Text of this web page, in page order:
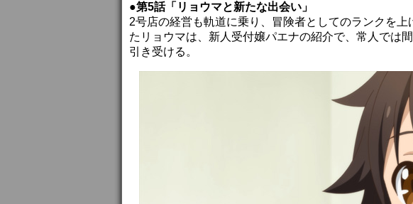
●第5話「リョウマと新たな出会い」
2号店の経営も軌道に乗り、冒険者としてのランクを
たリョウマは、新人受付嬢パエナの紹介で、常人では
引き受ける。